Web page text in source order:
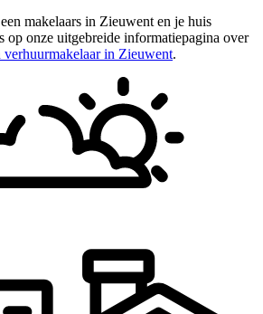
makelaars in Zieuwent en je huis
op onze uitgebreide informatiepagina over
verhuurmakelaar in Zieuwent.